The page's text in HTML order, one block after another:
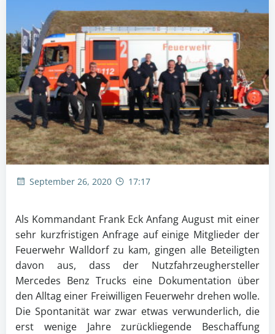
September 26, 2020 17:17
Als Kommandant Frank Eck Anfang August mit einer
sehr kurzfristigen Anfrage auf einige Mitglieder der
Feuerwehr Walldorf zu kam, gingen alle Beteiligten
davon aus, dass der Nutzfahrzeughersteller
Mercedes Benz Trucks eine Dokumentation über
den Alltag einer Freiwilligen Feuerwehr drehen wolle.
Die Spontanität war zwar etwas verwunderlich, die
erst wenige Jahre zurückliegende Beschaffung